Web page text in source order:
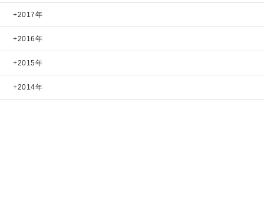
2017年
2016年
2015年
2014年